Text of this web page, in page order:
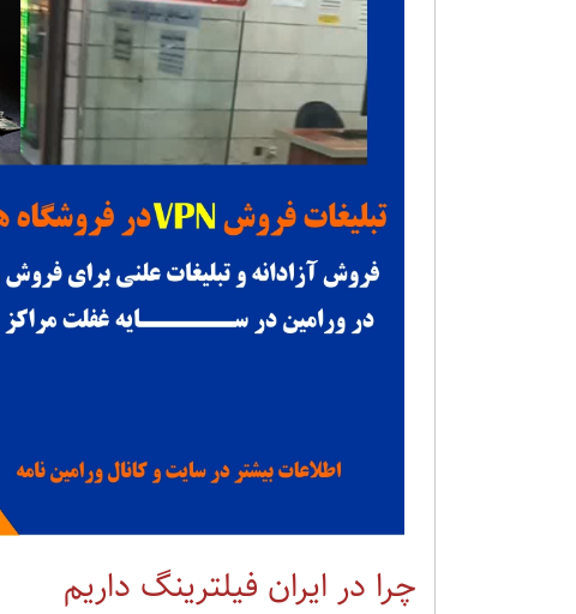
چرا در ایران فیلترینگ داریم